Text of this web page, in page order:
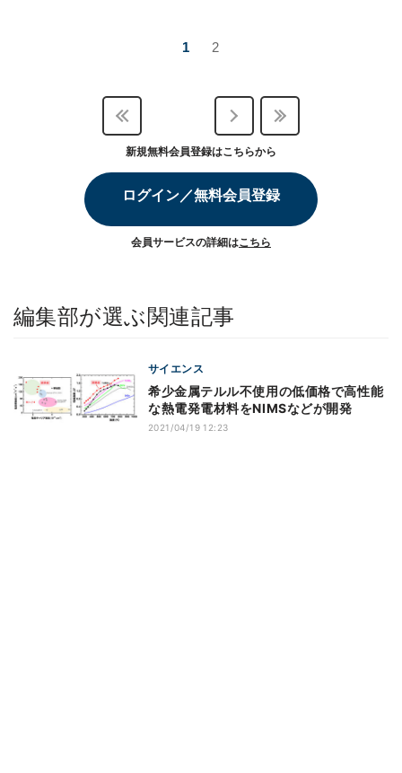
1 2
新規無料会員登録はこちらから
ログイン／無料会員登録
会員サービスの詳細はこちら
編集部が選ぶ関連記事
サイエンス
希少金属テルル不使用の低価格で高性能
な熱電発電材料をNIMSなどが開発
2021/04/19 12:23